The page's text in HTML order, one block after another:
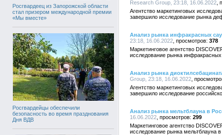
Росгвардеец из Запорожской области
стал призером международной премии
«Мы вместе»
Росгвардейцы обеспечили
безопасность во время празднования
Дня ВДВ
Research Group, 23:18, 16.06.2022
Агентство маркетинговых
завершило исследование рынка
Анализ рынка инфракрасных
23:18, 16.06.2022
378
Маркетинговое агентство
исследование рынка
Анализ рынка
Group, 23:18, 16.06.2022
Агентство маркетинговых
завершило исследование
Анализ рынка мельтблауна в
16.06.2022
299
Маркетинговое агентство
исследование рынка мельтблауна